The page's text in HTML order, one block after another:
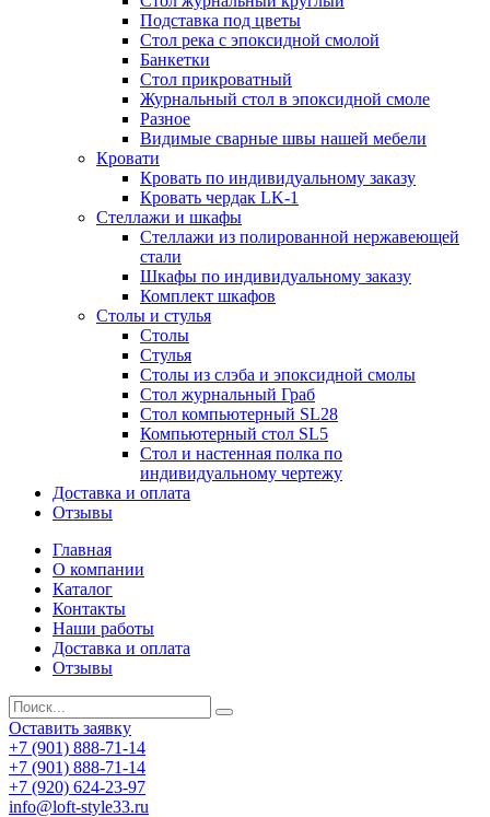
Подставка под цветы
Стол река с эпоксидной смолой
Банкетки
Стол прикроватный
Журнальный стол в эпоксидной смоле
Разное
Видимые сварные швы нашей мебели
Кровати
Кровать по индивидуальному заказу
Кровать чердак LK-1
Стеллажи и шкафы
Стеллажи из полированной нержавеющей
стали
Шкафы по индивидуальному заказу
Комплект шкафов
Столы и стулья
Столы
Стулья
Столы из слэба и эпоксидной смолы
Стол журнальный Граб
Стол компьютерный SL28
Компьютерный стол SL5
Стол и настенная полка по
индивидуальному чертежу
Доставка и оплата
Отзывы
Главная
О компании
Каталог
Контакты
Наши работы
Доставка и оплата
Отзывы
Оставить заявку
+7 (901) 888-71-14
+7 (901) 888-71-14
+7 (920) 624-23-97
info@loft-style33.ru